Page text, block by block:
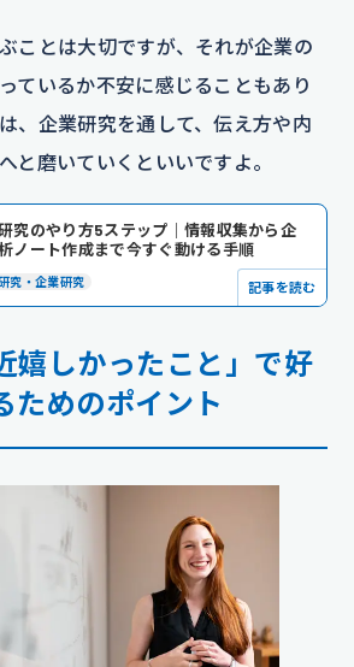
ことは大切ですが、それが企業の
ているか不安に感じることもあり
、企業研究を通して、伝え方や内
と磨いていくといいですよ。
究のやり方5ステップ｜情報収集から企
ノート作成まで今すぐ動ける手順
究・企業研究 記事を読む
嬉しかったこと」で好
ためのポイント